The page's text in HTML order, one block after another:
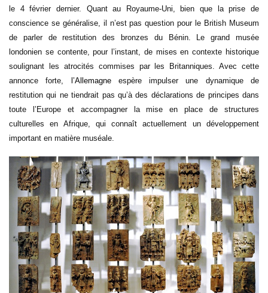
le 4 février dernier. Quant au Royaume-Uni, bien que la prise de
conscience se généralise, il n’est pas question pour le British Museum
de parler de restitution des bronzes du Bénin. Le grand musée
londonien se contente, pour l’instant, de mises en contexte historique
soulignant les atrocités commises par les Britanniques. Avec cette
annonce forte,
’Allemagneespère impulser une dynamique de
restitution qui ne tiendrait pas qu’à des déclarations de principes dans
toute l’Europe et accompagner la mise en place de structures
culturelles en Afrique, qui connaît actuellement un développement
important en matière muséale.